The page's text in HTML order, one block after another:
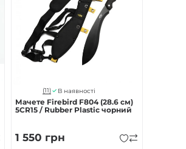
(11) В наявності
Мачете Firebird F804 (28.6 см)
5CR15 / Rubber Plastic чорний
1 550 грн